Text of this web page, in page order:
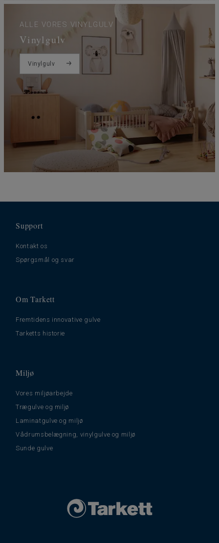
ALLE VORES VINYLGULV
Vinylgulv
Vinylgulv
Support
Kontakt os
Spørgsmål og svar
Om Tarkett
Fremtidens innovative gulve
Tarketts historie
Miljø
Vores miljøarbejde
Trægulve og miljø
Laminatgulve og miljø
Vådrumsbelægning, vinylgulve og miljø
Sunde gulve